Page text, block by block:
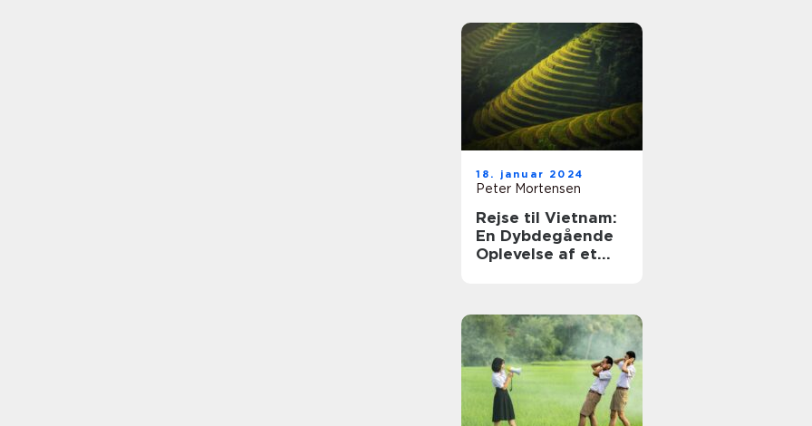
18. januar 2024
Peter Mortensen
Rejse til Vietnam:
En Dybdegående
Oplevelse af et